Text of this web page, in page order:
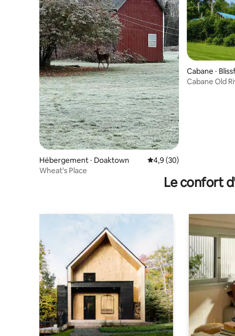
Hébergement ⋅ Doaktown Évaluation moyenne sur
4,9 (30)
Wheat's Place
Cabane ⋅
Cabane Old
Le confort